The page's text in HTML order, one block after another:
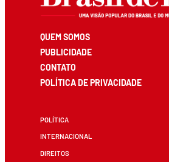
QUEM SOMOS
PUBLICIDADE
CONTATO
POLÍTICA DE PRIVACIDADE
POLÍTICA
INTERNACIONAL
DIREITOS